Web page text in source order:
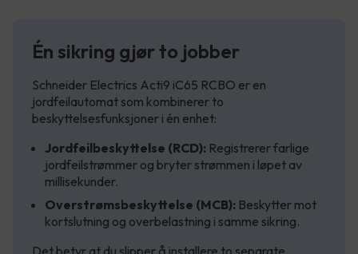
Én sikring gjør to jobber
Schneider Electrics Acti9 iC65 RCBO er en
jordfeilautomat som kombinerer to
beskyttelsesfunksjoner i én enhet:
Jordfeilbeskyttelse (RCD): Registrerer farlige
jordfeilstrømmer og bryter strømmen i løpet av
millisekunder.
Overstrømsbeskyttelse (MCB): Beskytter mot
kortslutning og overbelastning i samme sikring.
Det betyr at du slipper å installere to separate